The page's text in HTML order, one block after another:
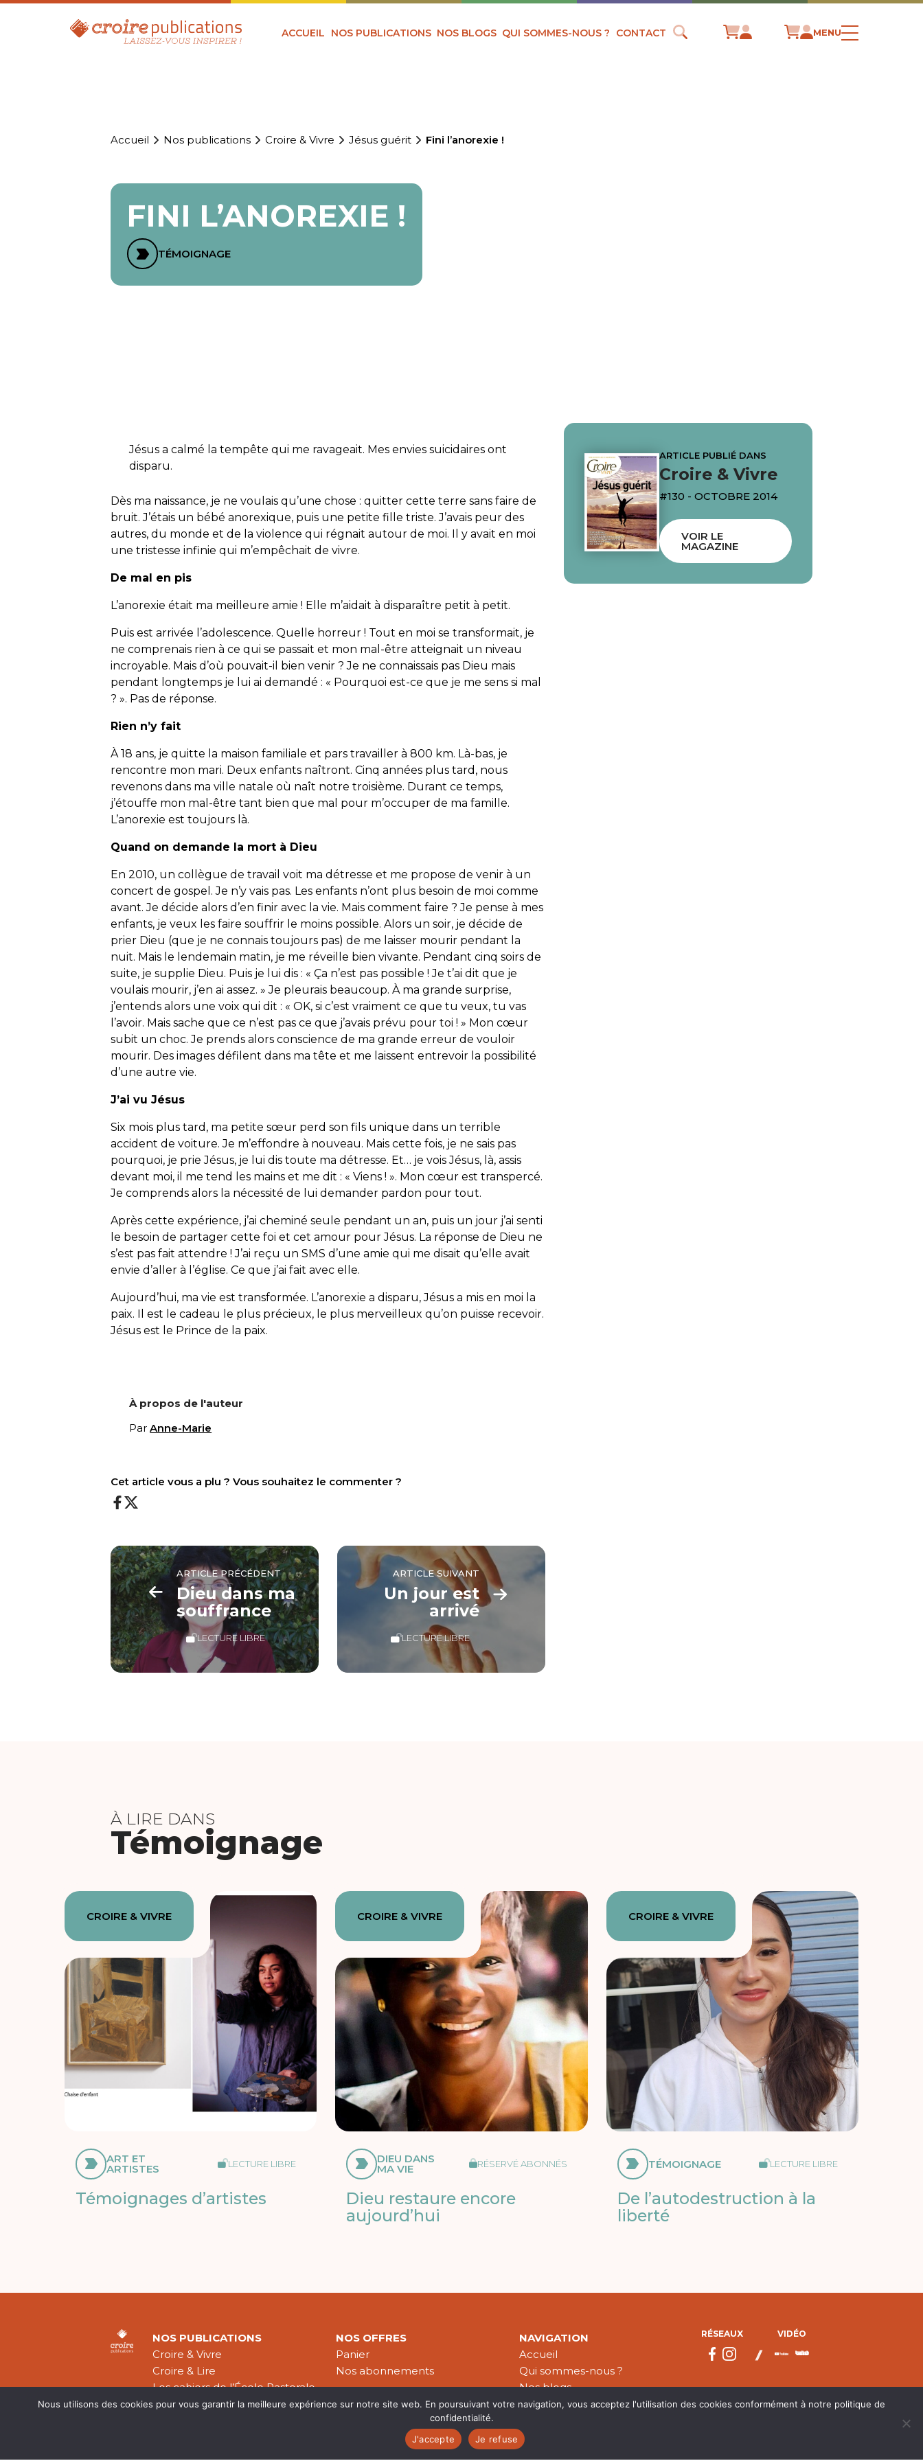
ACCUEIL NOS PUBLICATIONS NOS BLOGS QUI SOMMES-NOUS ? CONTACT MENU
Accueil Nos publications Croire & Vivre Jésus guérit Fini l’anorexie !
FINI L’ANOREXIE !
TÉMOIGNAGE
Jésus a calmé la tempête qui me ravageait. Mes envies suicidaires ont
disparu.
Dès ma naissance, je ne voulais qu’une chose : quitter cette terre sans faire de
bruit. J’étais un bébé anorexique, puis une petite fille triste. J’avais peur des
autres, du monde et de la violence qui régnait autour de moi. Il y avait en moi
une tristesse infinie qui m’empêchait de vivre.
De mal en pis
L’anorexie était ma meilleure amie ! Elle m’aidait à disparaître petit à petit.
Puis est arrivée l’adolescence. Quelle horreur ! Tout en moi se transformait, je
ne comprenais rien à ce qui se passait et mon mal-être atteignait un niveau
incroyable. Mais d’où pouvait-il bien venir ? Je ne connaissais pas Dieu mais
pendant longtemps je lui ai demandé : « Pourquoi est-ce que je me sens si mal
? ». Pas de réponse.
Rien n’y fait
À 18 ans, je quitte la maison familiale et pars travailler à 800 km. Là-bas, je
rencontre mon mari. Deux enfants naîtront. Cinq années plus tard, nous
revenons dans ma ville natale où naît notre troisième. Durant ce temps,
j’étouffe mon mal-être tant bien que mal pour m’occuper de ma famille.
L’anorexie est toujours là.
Quand on demande la mort à Dieu
En 2010, un collègue de travail voit ma détresse et me propose de venir à un
concert de gospel. Je n’y vais pas. Les enfants n’ont plus besoin de moi comme
avant. Je décide alors d’en finir avec la vie. Mais comment faire ? Je pense à mes
enfants, je veux les faire souffrir le moins possible. Alors un soir, je décide de
prier Dieu (que je ne connais toujours pas) de me laisser mourir pendant la
nuit. Mais le lendemain matin, je me réveille bien vivante. Pendant cinq soirs de
suite, je supplie Dieu. Puis je lui dis : « Ça n’est pas possible ! Je t’ai dit que je
voulais mourir, j’en ai assez. » Je pleurais beaucoup. À ma grande surprise,
j’entends alors une voix qui dit : « OK, si c’est vraiment ce que tu veux, tu vas
l’avoir. Mais sache que ce n’est pas ce que j’avais prévu pour toi ! » Mon cœur
subit un choc. Je prends alors conscience de ma grande erreur de vouloir
mourir. Des images défilent dans ma tête et me laissent entrevoir la possibilité
d’une autre vie.
J’ai vu Jésus
Six mois plus tard, ma petite sœur perd son fils unique dans un terrible
accident de voiture. Je m’effondre à nouveau. Mais cette fois, je ne sais pas
pourquoi, je prie Jésus, je lui dis toute ma détresse. Et… je vois Jésus, là, assis
devant moi, il me tend les mains et me dit : « Viens ! ». Mon cœur est transpercé.
Je comprends alors la nécessité de lui demander pardon pour tout.
Après cette expérience, j’ai cheminé seule pendant un an, puis un jour j’ai senti
le besoin de partager cette foi et cet amour pour Jésus. La réponse de Dieu ne
s’est pas fait attendre ! J’ai reçu un SMS d’une amie qui me disait qu’elle avait
envie d’aller à l’église. Ce que j’ai fait avec elle.
Aujourd’hui, ma vie est transformée. L’anorexie a disparu, Jésus a mis en moi la
paix. Il est le cadeau le plus précieux, le plus merveilleux qu’on puisse recevoir.
Jésus est le Prince de la paix.
À propos de l'auteur
ParAnne-Marie
Cet article vous a plu ? Vous souhaitez le commenter ?
ARTICLE PRÉCÉDENT
Dieu dans ma
souffrance
LECTURE LIBRE
ARTICLE SUIVANT
Un jour est
arrivé
LECTURE LIBRE
ARTICLE PUBLIÉ DANS
Croire & Vivre
#130 - OCTOBRE 2014
VOIR LE
MAGAZINE
À LIRE DANS
Témoignage
CROIRE & VIVRE
ART ET
ARTISTES LECTURE LIBRE
Témoignages d’artistes
CROIRE & VIVRE
DIEU DANS
MA VIE RÉSERVÉ ABONNÉS
Dieu restaure encore
aujourd’hui
CROIRE & VIVRE
TÉMOIGNAGE LECTURE LIBRE
De l’autodestruction à la
liberté
NOS PUBLICATIONS
Croire & Vivre
Croire & Lire
Les cahiers de l’École Pastorale
Théologie Évangélique
NOS OFFRES
Panier
Nos abonnements
NAVIGATION
Accueil
Qui sommes-nous ?
Nos blogs
Nos publications
RÉSEAUX VIDÉO
Nous utilisons des cookies pour vous garantir la meilleure expérience sur notre site web. En poursuivant votre navigation, vous acceptez l'utilisation des cookies conformément à notre politique de
confidentialité.
J'accepte
Je refuse